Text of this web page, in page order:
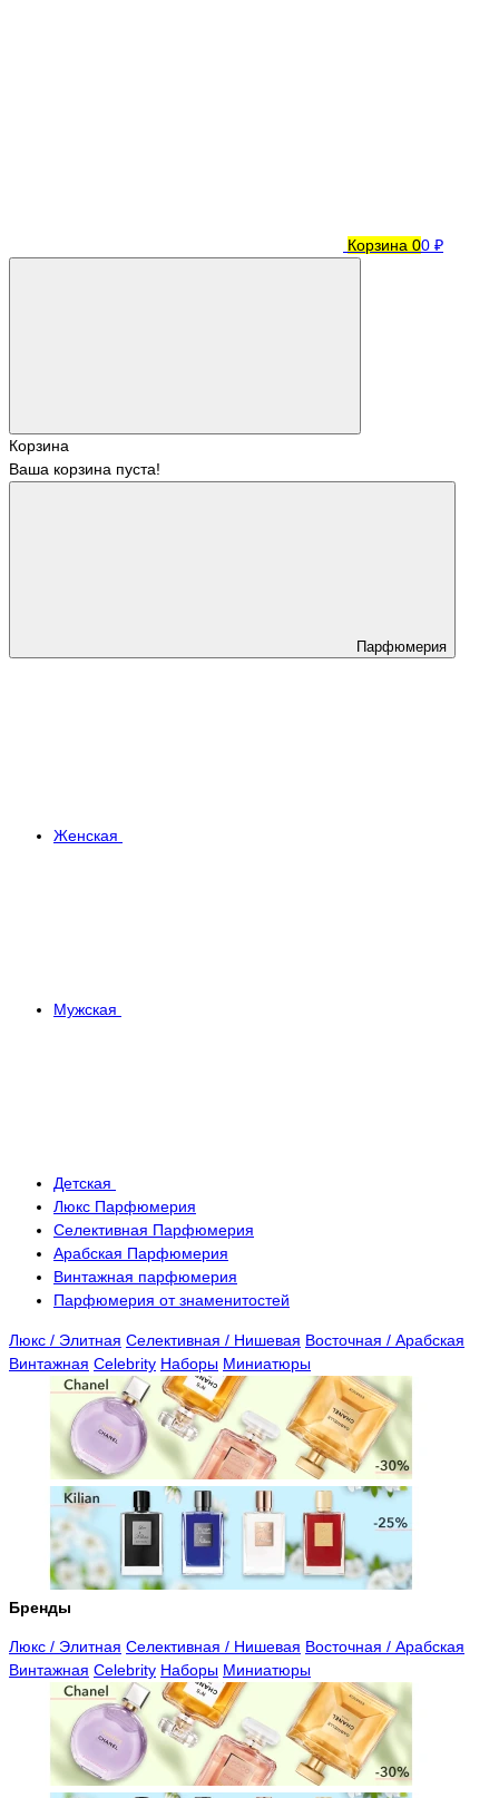
Корзина 00 ₽
Корзина
Ваша корзина пуста!
Парфюмерия
Женская
Мужская
Детская
Люкс Парфюмерия
Селективная Парфюмерия
Арабская Парфюмерия
Винтажная парфюмерия
Парфюмерия от знаменитостей
Люкс / Элитная Селективная / Нишевая Восточная / Арабская
Винтажная Celebrity Наборы Миниатюры
Бренды
Люкс / Элитная Селективная / Нишевая Восточная / Арабская
Винтажная Celebrity Наборы Миниатюры